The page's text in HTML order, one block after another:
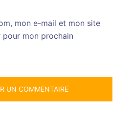
mon e-mail et mon site
mon prochain